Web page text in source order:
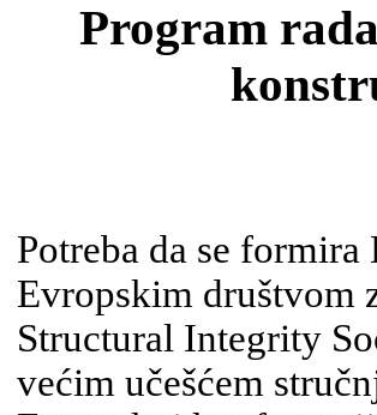
Program
Potreba da se
Evropskim društvom
Structural Integrity
većim učešćem